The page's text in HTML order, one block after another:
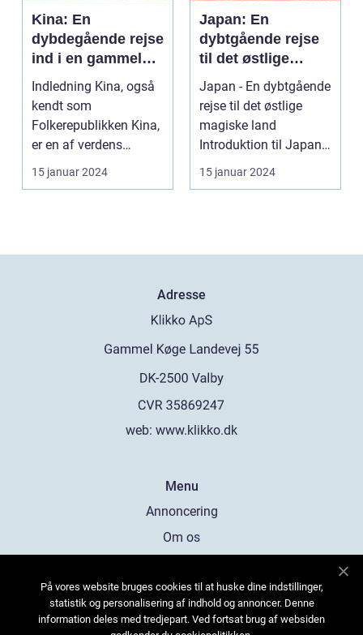
Kina: En
dybdegående rejse
ind i en gammel
kultur
Indledning Kina, også
kendt som
Folkerepublikken Kina,
er en af verdens
ældste og mest
befolkede na...
15 januar 2024
Japan: En
dybtgående rejse
til det østlige
magiske land
Japan - En dybtgående
rejse til det østlige
magiske land
Introduktion til Japan
Japan, et land be...
15 januar 2024
Adresse
web: www.klikko.dk
Menu
Annoncering
Om os
Kontakt os
Sitemap
På vores website bruges cookies til at huske dine indstillinger,
statistik og personalisering af indhold og annoncer. Denne
information deles med tredjepart. Ved fortsat brug af websiden